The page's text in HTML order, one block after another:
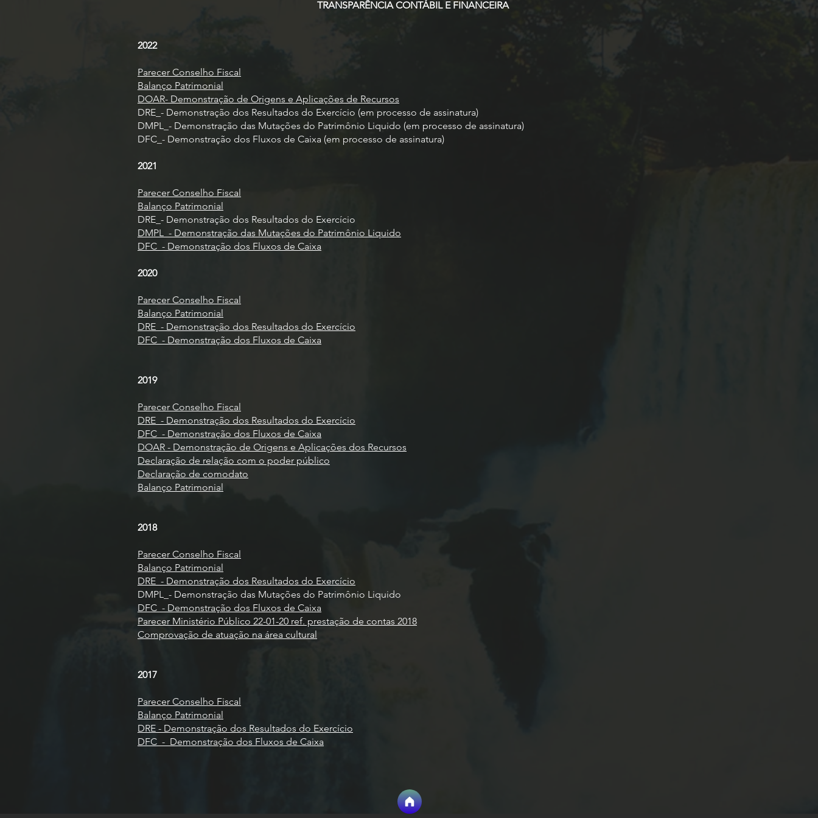
TRANSPARÊNCIA CONTÁBIL E FINANCEIRA
2022
Parecer Conselho Fiscal
Balanço Patrimonial
DOAR- Demonstração de Origens e Aplicações de Recursos
DRE_- Demonstração dos Resultados do Exercício (em processo de assinatura)
DMPL_- Demonstração das Mutações do Patrimônio Liquido (em processo de assinatura)
DFC_- Demonstração dos Fluxos de Caixa (em processo de assinatura)
2021
Parecer Conselho Fiscal
Balanço Patrimonial
DRE_- Demonstração dos Resultados do Exercício
DMPL_- Demonstração das Mutações do Patrimônio Liquido
DFC_- Demonstração dos Fluxos de Caixa
2020
Parecer Conselho Fiscal
Balanço Patrimonial
DRE_- Demonstração dos Resultados do Exercício
DFC_- Demonstração dos Fluxos de Caixa
2019
Parecer Conselho Fiscal
DRE_- Demonstração dos Resultados do Exercício
DFC_- Demonstração dos Fluxos de Caixa
DOAR - Demonstração de Origens e Aplicações dos Recursos
Declaração de relação com o poder público
Declaração de comodato
Balanço Patrimonial
2018
Parecer Conselho Fiscal
Balanço Patrimonial
DRE_- Demonstração dos Resultados do Exercício
DMPL_- Demonstração das Mutações do Patrimônio Liquido
DFC_- Demonstração dos Fluxos de Caixa
Parecer Ministério Público 22-01-20 ref. prestação de contas 2018
Comprovação de atuação na área cultural
2017
Parecer Conselho Fiscal
Balanço Patrimonial
DRE - Demonstração dos Resultados do Exercício
DFC_- Demonstração dos Fluxos de Caixa